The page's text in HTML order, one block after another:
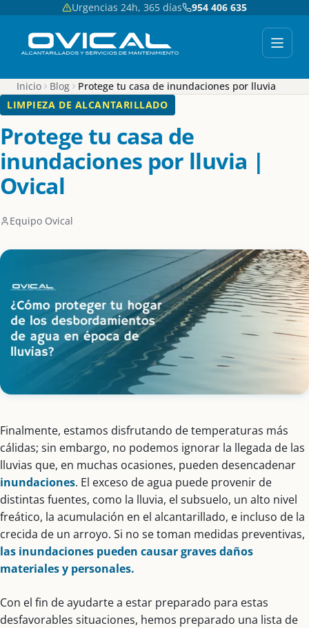
Urgencias 24h, 365 días 954 406 635
Inicio Blog
Protege tu casa de inundaciones por lluvia
LIMPIEZA DE ALCANTARILLADO
Protege tu casa de
inundaciones por lluvia |
Ovical
Equipo Ovical
Finalmente, estamos disfrutando de temperaturas más
cálidas; sin embargo, no podemos ignorar la llegada de las
lluvias que, en muchas ocasiones, pueden desencadenar
inundaciones. El exceso de agua puede provenir de
distintas fuentes, como la lluvia, el subsuelo, un alto nivel
freático, la acumulación en el alcantarillado, e incluso de la
crecida de un arroyo. Si no se toman medidas preventivas,
las inundaciones pueden causar graves daños
materiales y personales.
Con el fin de ayudarte a estar preparado para estas
desfavorables situaciones, hemos preparado una lista de